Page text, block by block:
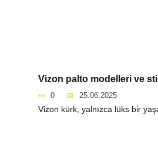
Vizon palto modelleri ve
0 25.06.2025
Vizon kürk, yalnızca lüks bir